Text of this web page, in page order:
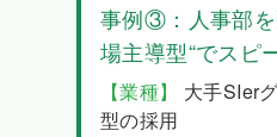
事例③：人事部
場主導型“でスピ
【業種】
大手SIer
型の採用